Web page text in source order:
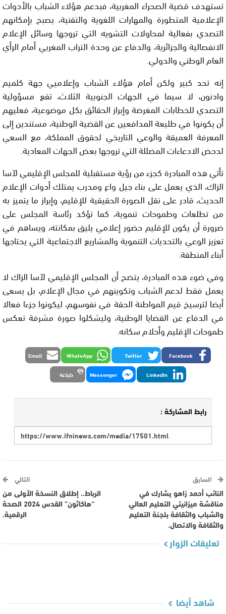
تستهدف قضية الصحراء المغربية، فبدعم هؤلاء الشباب بالأدوات
الإعلامية المتطورة والمهارات اللغوية والتقنية، يصبح بإمكانهم
التصدي بفعالية لمحاولات التشويه التي تروجها وسائل الإعلام
الانفصالية والجزائرية، والدفاع عن وحدة التراب المغربي أمام الرأي
العام الوطني والدولي.
إنه تحد كبير ولكن أمام هؤلاء الشباب وإعلاميي جهة كلميم
وادنون، لا سيما في الجهات الجنوبية الثلاث، تقع مسؤولية
التصدي للخطابات المغرضة وإبراز الحقائق بكل موضوعية، فعليهم
أن يكونوا في طليعة المدافعين عن القضية الوطنية، مستندين إلى
المعرفة العميقة والوعي التاريخي لحقوق المملكة، مع السعي
لدحض الادعاءات المضللة التي تروجها بعض الجهات المعادية.
تأتي هذه المبادرة كجزء من رؤية مستقبلية للمجلس الإقليمي لآسا
الزاك، الذي يعمل على بناء جيل واع ومدرب يمتلك أدوات الإعلام
الحديث، قادر على نقل الصورة الحقيقية للإقليم، وإبراز ما يتميز به
من تطلعات وطموحات تنموية، كما تؤكد رئاسة المجلس على
ضرورة أن يكون للإقليم حضور إعلامي يليق بمكانته، ويساهم في
تعزيز الوعي بالتحديات التنموية والمشاريع الاجتماعية التي يحتاجها
أبناء المنطقة.
وفي ضوء هذه المبادرة، يتضح أن المجلس الإقليمي لآسا الزاك لا
يعمل فقط لدعم الشباب وتكوينهم في مجال الإعلام، بل يسعى
أيضا لترسيخ قيم المواطنة الحقة في نفوسهم، ليكونوا جزءا فعالا
في الدفاع عن القضايا الوطنية، وليشكلوا صورة مشرفة تعكس
طموحات الإقليم وأحلام سكانه.
Facebook
Twitter
WhatsApp
Email
LinkedIn
Messenger طباعة
رابط المشاركة :
السابق
النائب أحمد زاهو يشارك في
مناقشة ميزانيتي التعليم العالي
والشباب والثقافة بلجنة التعليم
والثقافة والاتصال.
التالي
الرباط.. إطلاق النسخة الأولى من
“هاكاثون” القدس 2024 الصحة
الرقمية.
تعليقات الزوار
شاهد أيضا